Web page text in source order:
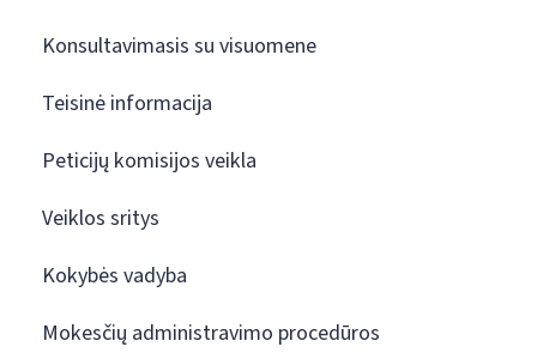
Konsultavimasis su visuomene
Teisinė informacija
Peticijų komisijos veikla
Veiklos sritys
Kokybės vadyba
Mokesčių administravimo procedūros